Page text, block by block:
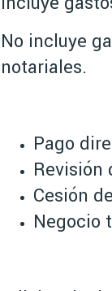
No incluye
notariales.
Pago
Revisión
Cesión
Negocio